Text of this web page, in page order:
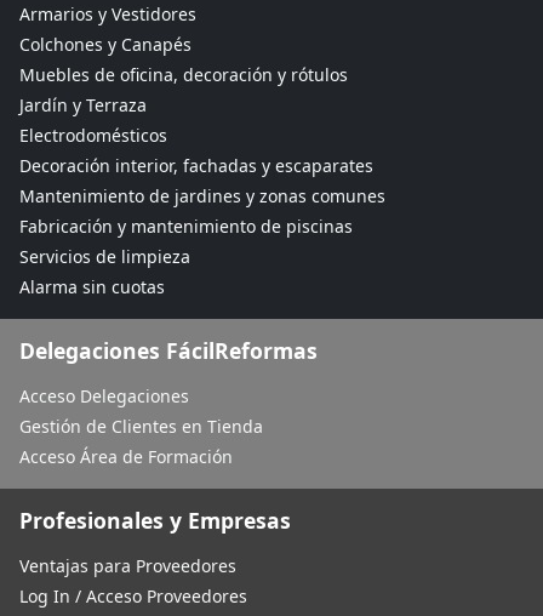
Armarios y Vestidores
Colchones y Canapés
Muebles de oficina, decoración y rótulos
Jardín y Terraza
Electrodomésticos
Decoración interior, fachadas y escaparates
Mantenimiento de jardines y zonas comunes
Fabricación y mantenimiento de piscinas
Servicios de limpieza
Alarma sin cuotas
Delegaciones FácilReformas
Acceso Delegaciones
Gestión de Clientes en Tienda
Acceso Área de Formación
Profesionales y Empresas
Ventajas para Proveedores
Log In / Acceso Proveedores